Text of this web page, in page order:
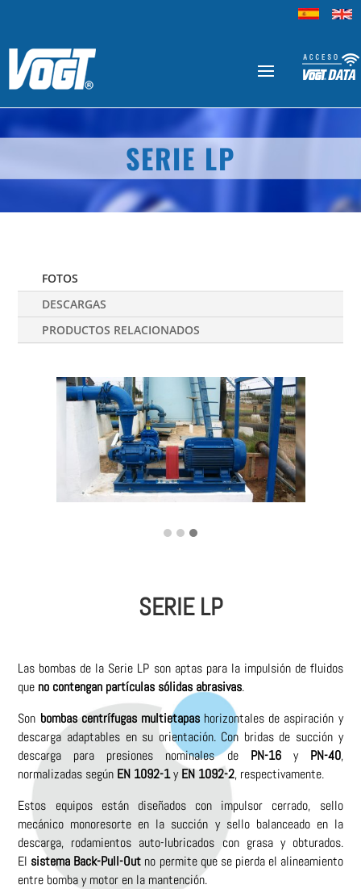
SERIE LP
FOTOS
DESCARGAS
PRODUCTOS RELACIONADOS
SERIE LP
Las bombas de la Serie LP son aptas para la impulsión de fluidos
que no contengan partículas sólidas abrasivas.
Son bombas centrífugas multietapashorizontales de aspiración y
descarga adaptables en su orientación. Con bridas de succión y
descarga para presiones nominales de PN-16y PN-40,
normalizadas según EN 1092-1yEN 1092-2, respectivamente.
Estos equipos están diseñados con impulsor cerrado, sello
mecánico monoresorte en la succión y sello balanceado en la
descarga, rodamientos auto-lubricados con grasa y obturados.
El sistema Back-Pull-Out no permite que se pierda el alineamiento
entre bomba y motor en la mantención.